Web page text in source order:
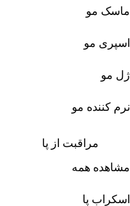
ماسک مو
اسپری مو
ژل مو
نرم کننده مو
مراقبت از پا
مشاهده همه
اسکراب پا